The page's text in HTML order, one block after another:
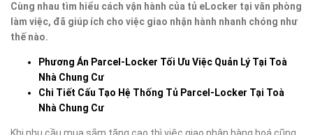
Cùng nhau tìm hiểu cách vận hành của tủ eLocker tại văn phòng
làm việc, đã giúp ích cho việc giao nhận hành nhanh chóng như
thế nào.
Phương Án Parcel-Locker Tối Ưu Việc Quản Lý Tại Toà
Nhà Chung Cư
Chi Tiết Cấu Tạo Hệ Thống Tủ Parcel-Locker Tại Toà
Nhà Chung Cư